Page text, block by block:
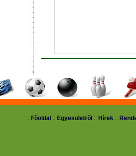
:: Főoldal :: Egyesületről :: Hírek ::